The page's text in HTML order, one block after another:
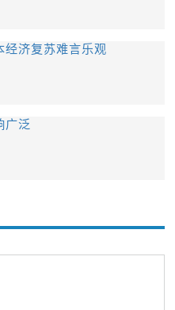
经济复苏难言乐观
广泛